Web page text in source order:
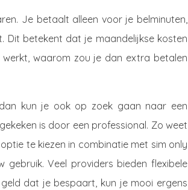
Je betaalt alleen voor je belminuten,
Dit betekent dat je maandelijkse kosten
waarom zou je dan extra betalen
kun je ook op zoek gaan naar een
is door een professional. Zo weet
te kiezen in combinatie met sim only
Veel providers bieden flexibele
dat je bespaart, kun je mooi ergens